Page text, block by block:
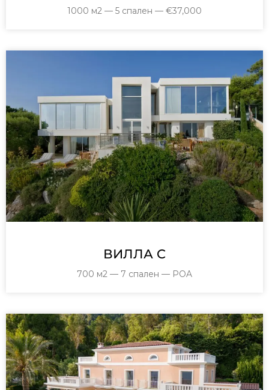
1000 м2 — 5 спален — €37,000
ВИЛЛА C
700 м2 — 7 спален — POA